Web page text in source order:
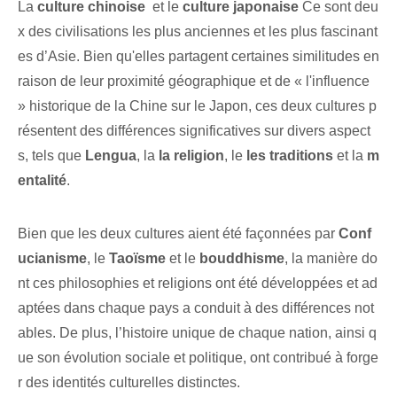
La culture chinoise ⁤ et le culture japonaise Ce sont deu
x des civilisations les plus anciennes et les plus fascinant
es d’Asie. Bien qu'elles partagent certaines similitudes en
raison de leur proximité géographique et de « l'influence
» historique de la Chine sur le Japon, ces deux cultures p
résentent des différences significatives sur divers aspect
s, tels que Lengua, la la religion, le⁤ les traditions et la m
entalité.
Bien que les deux cultures aient été façonnées par Conf
ucianisme, le‌ Taoïsme et le bouddhisme, la manière do
nt ces philosophies et religions ont été développées et ad
aptées dans chaque pays a conduit à des différences not
ables. De plus, l’histoire unique de chaque nation, ainsi q
ue son évolution sociale et politique, ont contribué à forge
r des identités culturelles distinctes.